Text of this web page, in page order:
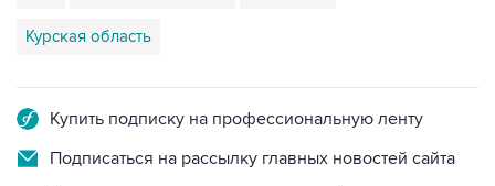
Курская область
Купить подписку на профессиональную ленту
Подписаться на рассылку главных новостей сайта